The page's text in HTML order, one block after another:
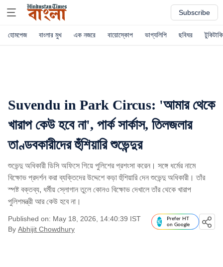
Subscribe
হোমপেজ বাংলার মুখ এক নজরে বায়োস্কোপ ভাগ্যলিপি ছবিঘর টুকিটাকি
Suvendu in Park Circus: 'আমার থেকে
খারাপ কেউ হবে না', পার্ক সার্কাস, তিলজলার
তাণ্ডবকারীদের হুঁশিয়ারি শুভেন্দুর
শুভেন্দু অধিকারী ডিসি অফিসে গিয়ে পুলিশের প্রশংসা করেন। সঙ্গে ধর্মের নামে
বিক্ষোভ প্রদর্শন করা ব্যক্তিদের উদ্দেশে কড়া হুঁশিয়ারি দেন শুভেন্দু অধিকারী। তাঁর
স্পষ্ট বক্তব্য, ধর্মীয় স্লোগান তুলে কোনও বিক্ষোভ দেখালে তাঁর থেকে খারাপ
পুলিশমন্ত্রী আর কেউ হবে না।
Published on: May 18, 2026, 14:40:39 IST
By Abhijit Chowdhury
Prefer HT
on Google